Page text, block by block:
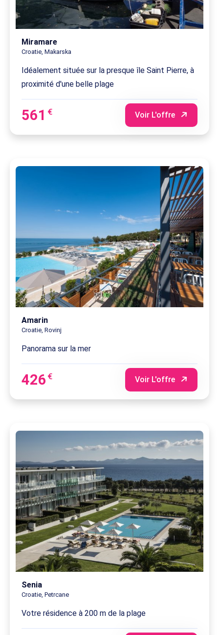
Miramare
Croatie, Makarska
Idéalement située sur la presque île Saint Pierre, à
proximité d'une belle plage
561 € Voir L'offre
Amarin
Croatie, Rovinj
Panorama sur la mer
426 € Voir L'offre
Senia
Croatie, Petrcane
Votre résidence à 200 m de la plage